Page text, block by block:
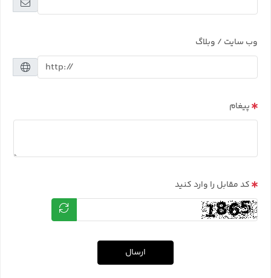
وب سایت / وبلاگ
پیغام
کد مقابل را وارد کنید
ارسال